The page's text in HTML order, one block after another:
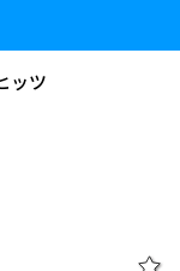
ナイアガラ・
念ライブ
ラ・レコード』50周
再放送】
ッツ